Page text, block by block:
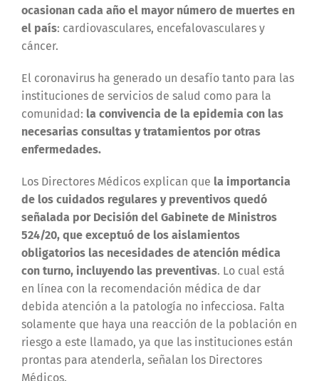
ocasionan cada año el mayor número de muertes en
el país: cardiovasculares, encefalovasculares y
cáncer.
El coronavirus ha generado un desafío tanto para las
instituciones de servicios de salud como para la
comunidad: la convivencia de la epidemia con las
necesarias consultas y tratamientos por otras
enfermedades.
Los Directores Médicos explican que la importancia
de los cuidados regulares y preventivos quedó
señalada por Decisión del Gabinete de Ministros
524/20, que exceptuó de los aislamientos
obligatorios las necesidades de atención médica
con turno, incluyendo las preventivas. Lo cual está
en línea con la recomendación médica de dar
debida atención a la patología no infecciosa. Falta
solamente que haya una reacción de la población en
riesgo a este llamado, ya que las instituciones están
prontas para atenderla, señalan los Directores
Médicos.